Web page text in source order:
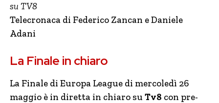
su TV8
Telecronaca di Federico Zancan e Daniele
Adani
La Finale in chiaro
La Finale di Europa League di mercoledì 26
maggio è in diretta in chiaro su Tv8 con pre-